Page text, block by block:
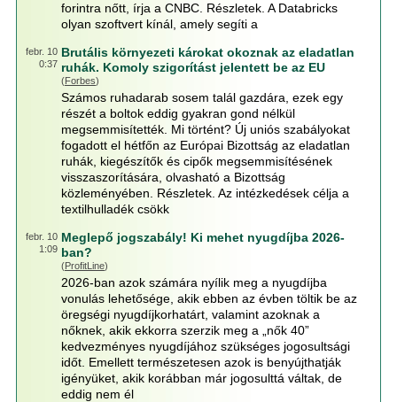
forintra nőtt, írja a CNBC. Részletek. A Databricks
olyan szoftvert kínál, amely segíti a
febr. 10
0:37
Brutális környezeti károkat okoznak az eladatlan
ruhák. Komoly szigorítást jelentett be az EU
(Forbes)
Számos ruhadarab sosem talál gazdára, ezek egy
részét a boltok eddig gyakran gond nélkül
megsemmisítették. Mi történt? Új uniós szabályokat
fogadott el hétfőn az Európai Bizottság az eladatlan
ruhák, kiegészítők és cipők megsemmisítésének
visszaszorítására, olvasható a Bizottság
közleményében. Részletek. Az intézkedések célja a
textilhulladék csökk
febr. 10
1:09
Meglepő jogszabály! Ki mehet nyugdíjba 2026-
ban?
(ProfitLine)
2026-ban azok számára nyílik meg a nyugdíjba
vonulás lehetősége, akik ebben az évben töltik be az
öregségi nyugdíjkorhatárt, valamint azoknak a
nőknek, akik ekkorra szerzik meg a „nők 40”
kedvezményes nyugdíjához szükséges jogosultsági
időt. Emellett természetesen azok is benyújthatják
igényüket, akik korábban már jogosulttá váltak, de
eddig nem él